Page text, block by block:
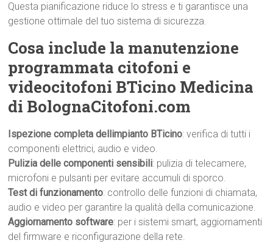
Questa pianificazione riduce lo stress e ti garantisce una
gestione ottimale del tuo sistema di sicurezza.
Cosa include la manutenzione
programmata citofoni e
videocitofoni BTicino Medicina
di BolognaCitofoni.com
Ispezione completa dellimpianto BTicino: verifica di tutti i
componenti elettrici, audio e video.
Pulizia delle componenti sensibili: pulizia di telecamere,
microfoni e pulsanti per evitare accumuli di sporco.
Test di funzionamento: controllo delle funzioni di chiamata,
audio e video per garantire la qualità della comunicazione.
Aggiornamento software: per i sistemi smart, aggiornamenti
del firmware e riconfigurazione della rete.